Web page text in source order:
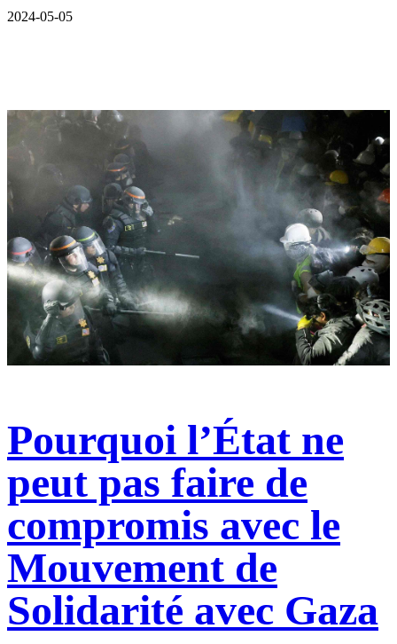
2024-05-05
Pourquoi l’État ne
peut pas faire de
compromis avec le
Mouvement de
Solidarité avec Gaza